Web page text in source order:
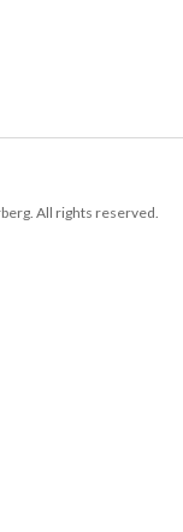
All rights reserved.